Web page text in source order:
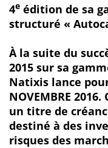
4e édition de sa
structuré «
À la suite du
2015 sur sa
Natixis lance
NOVEMBRE 2016.
un titre de
destiné à des
risques des